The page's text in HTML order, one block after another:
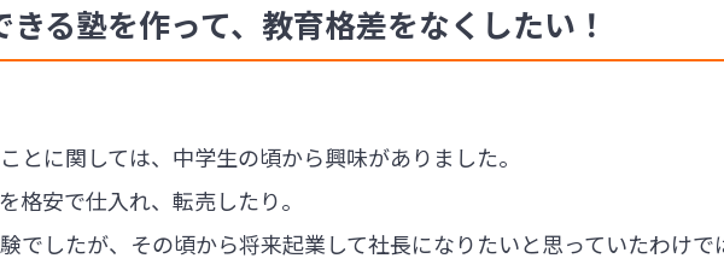
る塾を作って、教育格差をなくしたい！
とに関しては、中学生の頃から興味がありました。
格安で仕入れ、転売したり。
でしたが、その頃から将来起業して社長になりたいと思っていたわけで